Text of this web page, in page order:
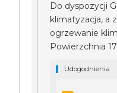
Do dyspozycji
klimatyzacja, a
ogrzewanie
Powierzchnia
Udogodnienia